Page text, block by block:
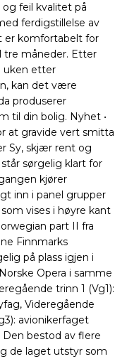
feil kvalitet på
ferdigstillelse av
er komfortabelt for
tre måneder. Etter
uken etter
kan det være
produserer
til din bolig. Nyhet •
at gravide vert smitta
Sy, skjær rent og
sørgelig klart for
kjører
inn i panel grupper
vises i høyre kant
part II fra
Finnmarks
på plass igjen i
Opera i samme
trinn 1 (Vg1):
Videregående
avionikerfaget
bestod av flere
de laget utstyr som